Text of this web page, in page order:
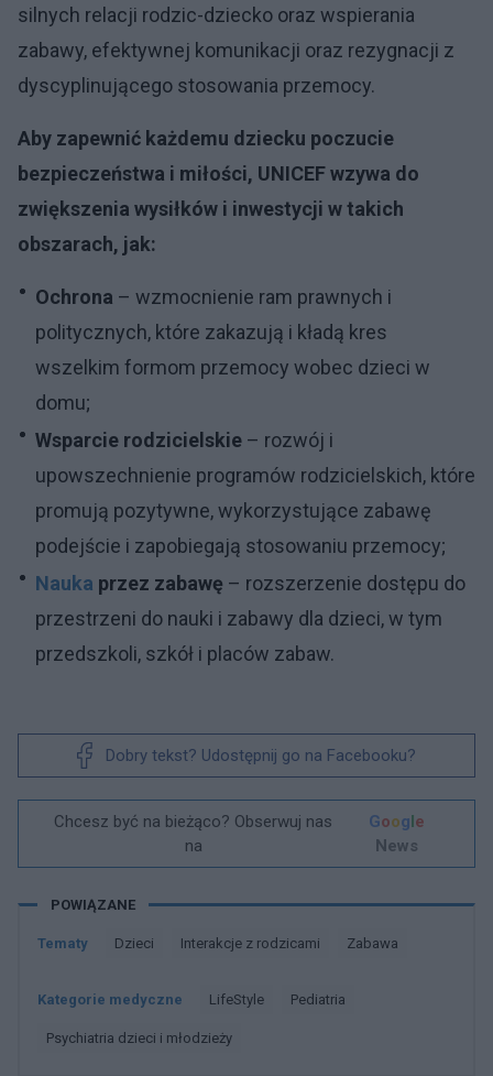
silnych relacji rodzic-dziecko oraz wspierania
zabawy, efektywnej komunikacji oraz rezygnacji z
dyscyplinującego stosowania przemocy.
Aby zapewnić każdemu dziecku poczucie
bezpieczeństwa i miłości, UNICEF wzywa do
zwiększenia wysiłków i inwestycji w takich
obszarach, jak:
Ochrona – wzmocnienie ram prawnych i
politycznych, które zakazują i kładą kres
wszelkim formom przemocy wobec dzieci w
domu;
Wsparcie rodzicielskie – rozwój i
upowszechnienie programów rodzicielskich, które
promują pozytywne, wykorzystujące zabawę
podejście i zapobiegają stosowaniu przemocy;
Nauka przez zabawę – rozszerzenie dostępu do
przestrzeni do nauki i zabawy dla dzieci, w tym
przedszkoli, szkół i placów zabaw.
Dobry tekst? Udostępnij go na Facebooku?
Chcesz być na bieżąco? Obserwuj nas
na
Google
News
POWIĄZANE
Tematy Dzieci Interakcje z rodzicami Zabawa
Kategorie medyczne LifeStyle Pediatria
Psychiatria dzieci i młodzieży